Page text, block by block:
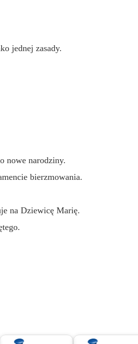
jednej zasady.
nowe narodziny.
bierzmowania.
na Dziewicę Marię.